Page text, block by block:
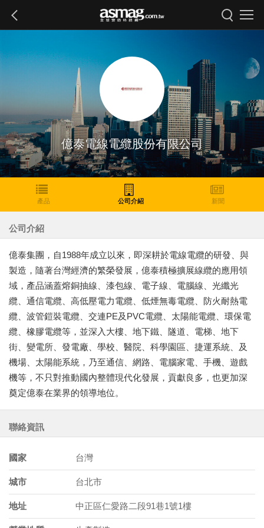
億泰電線電纜股份有限公司
產品 公司介紹 新聞
公司介紹
億泰集團，自1988年成立以來，即深耕於電線電纜的研發、與
製造，隨著台灣經濟的繁榮發展，億泰積極擴展線纜的應用領
域，產品涵蓋熔銅抽線、漆包線、電子線、電腦線、光纖光
纜、通信電纜、高低壓電力電纜、低煙無毒電纜、防火耐熱電
纜、波管鎧裝電纜、交連PE及PVC電纜、太陽能電纜、環保電
纜、橡膠電纜等，並深入大樓、地下鐵、隧道、電梯、地下
街、變電所、發電廠、學校、醫院、科學園區、捷運系統、及
機場、太陽能系統，乃至通信、網路、電腦家電、手機、遊戲
機等，不只對推動國內整體現代化發展，貢獻良多，也更加深
奠定億泰在業界的領導地位。
聯絡資訊
國家 台灣
城市 台北市
地址 中正區仁愛路二段91巷1號1樓